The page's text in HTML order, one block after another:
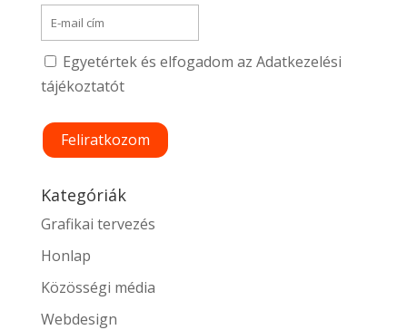
Egyetértek és elfogadom az Adatkezelési
tájékoztatót
Kategóriák
Grafikai tervezés
Honlap
Közösségi média
Webdesign